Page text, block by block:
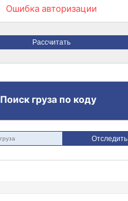
Ошибка авторизации
Рассчитать
Поиск груза по коду
Отследить